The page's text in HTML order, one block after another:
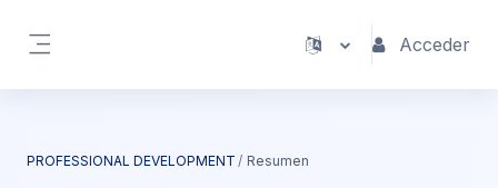
Acceder
PROFESSIONAL DEVELOPMENT Resumen